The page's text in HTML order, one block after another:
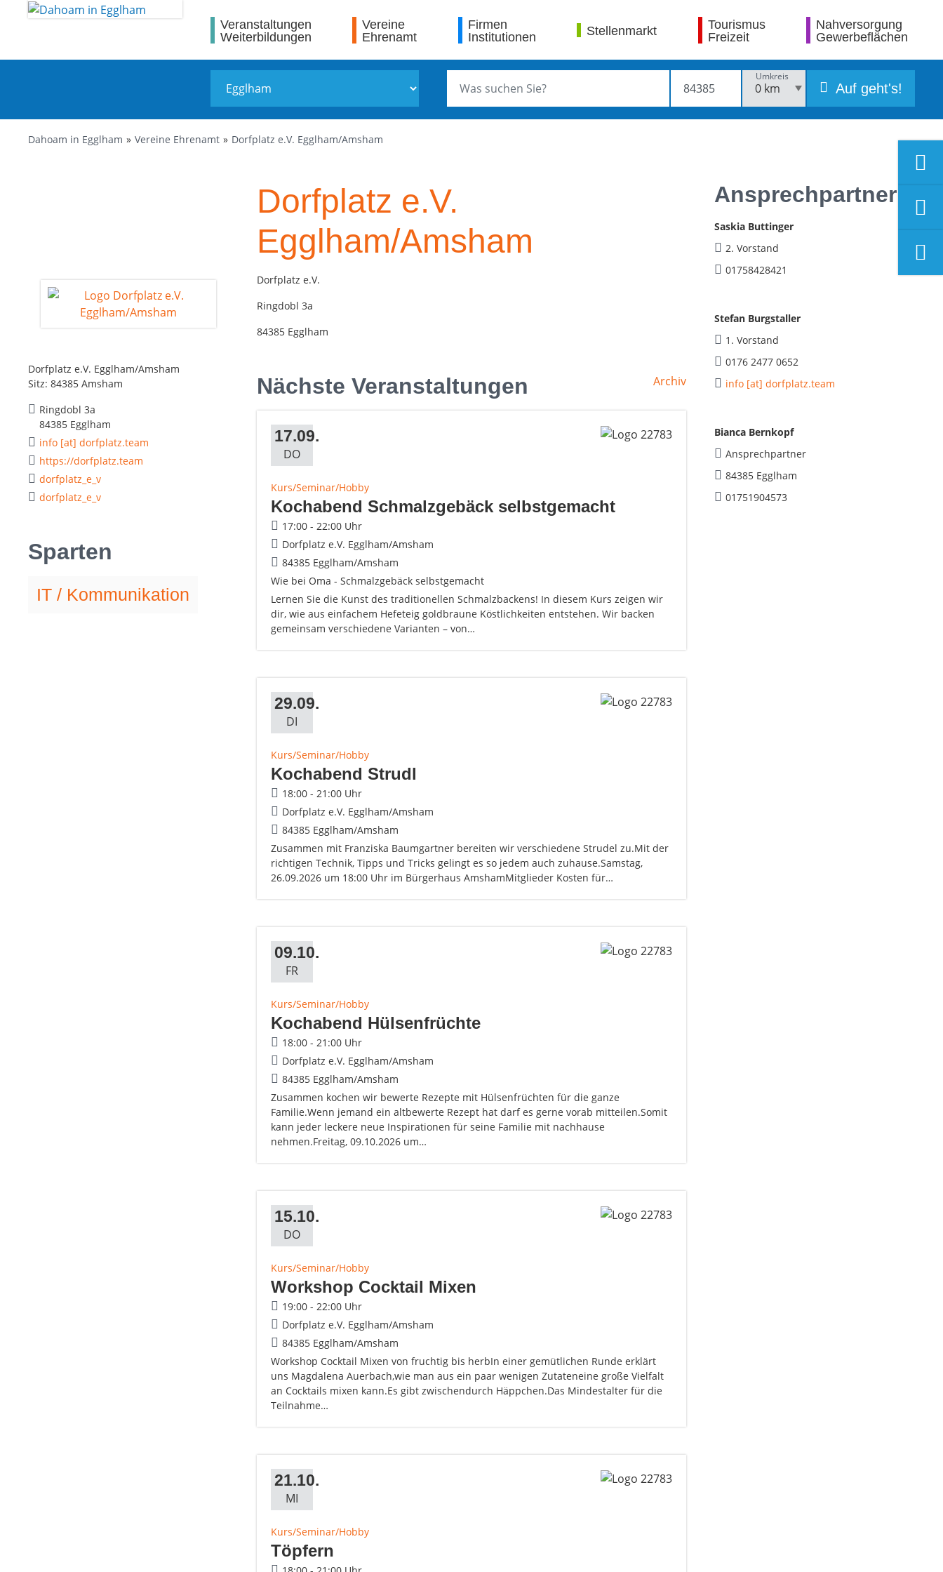
Veranstaltungen
Weiterbildungen
Vereine
Ehrenamt
Firmen
Institutionen
Stellenmarkt
Tourismus
Freizeit
Nahversorgung
Gewerbeflächen
Umkreis
Auf geht's!
Dahoam in Egglham Vereine Ehrenamt Dorfplatz e.V. Egglham/Amsham
Dorfplatz e.V. Egglham/Amsham
Sitz: 84385 Amsham
Ringdobl 3a
84385 Egglham
info [at] dorfplatz.team
https://dorfplatz.team
dorfplatz_e_v
dorfplatz_e_v
Sparten
IT / Kommunikation
Dorfplatz e.V.
Egglham/Amsham
Dorfplatz e.V.
Ringdobl 3a
84385 Egglham
Nächste Veranstaltungen Archiv
17.09.
DO
Kurs/Seminar/Hobby
Kochabend Schmalzgebäck selbstgemacht
17:00 - 22:00 Uhr
Dorfplatz e.V. Egglham/Amsham
84385 Egglham/Amsham
Wie bei Oma - Schmalzgebäck selbstgemacht
Lernen Sie die Kunst des traditionellen Schmalzbackens! In diesem Kurs zeigen wir
dir, wie aus einfachem Hefeteig goldbraune Köstlichkeiten entstehen. Wir backen
gemeinsam verschiedene Varianten – von…
29.09.
DI
Kurs/Seminar/Hobby
Kochabend Strudl
18:00 - 21:00 Uhr
Dorfplatz e.V. Egglham/Amsham
84385 Egglham/Amsham
Zusammen mit Franziska Baumgartner bereiten wir verschiedene Strudel zu.Mit der
richtigen Technik, Tipps und Tricks gelingt es so jedem auch zuhause.Samstag,
26.09.2026 um 18:00 Uhr im Bürgerhaus AmshamMitglieder Kosten für…
09.10.
FR
Kurs/Seminar/Hobby
Kochabend Hülsenfrüchte
18:00 - 21:00 Uhr
Dorfplatz e.V. Egglham/Amsham
84385 Egglham/Amsham
Zusammen kochen wir bewerte Rezepte mit Hülsenfrüchten für die ganze
Familie.Wenn jemand ein altbewerte Rezept hat darf es gerne vorab mitteilen.Somit
kann jeder leckere neue Inspirationen für seine Familie mit nachhause
nehmen.Freitag, 09.10.2026 um…
15.10.
DO
Kurs/Seminar/Hobby
Workshop Cocktail Mixen
19:00 - 22:00 Uhr
Dorfplatz e.V. Egglham/Amsham
84385 Egglham/Amsham
Workshop Cocktail Mixen von fruchtig bis herbIn einer gemütlichen Runde erklärt
uns Magdalena Auerbach,wie man aus ein paar wenigen Zutateneine große Vielfalt
an Cocktails mixen kann.Es gibt zwischendurch Häppchen.Das Mindestalter für die
Teilnahme…
21.10.
MI
Kurs/Seminar/Hobby
Töpfern
Ansprechpartner
Saskia Buttinger
2. Vorstand
01758428421
Stefan Burgstaller
1. Vorstand
0176 2477 0652
info [at] dorfplatz.team
Bianca Bernkopf
Ansprechpartner
84385 Egglham
01751904573